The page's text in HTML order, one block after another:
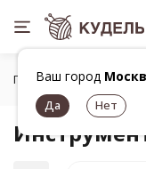
Ваш город
Главная Плетение